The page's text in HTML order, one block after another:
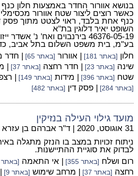
בנושא אוורור החדר באמצעות חלון
כאשר רוצים ליצור שטח אוורור
כנף אחת בלבד, ראוי לצטט מתוך פסק
השופט יאיר דלוגין בת"א
בע"מ, בית משפט השלום בתל אביב,
חלון [באתר 181] | אוורור [באתר 65] | חדר
שינה [באתר 23] | חדר רחצה [באתר 37] |
שטח [באתר 396] | מידות [באתר 149] |
[באתר 284] | פסק דין [באתר 482]
מועד גילוי העילה בנזיקין
31 אוגוסט, 2020 | ד"ר אברהם בן עזרא
ניתוח זכויות במצב בו הנזק מתגלה
לבדוק את סוגיית ההתיישנות.
רום ושלח [באתר 355] | אי התאמה [באתר 160]
רחצה [באתר 37] | מרחב שימוש [באתר 9]